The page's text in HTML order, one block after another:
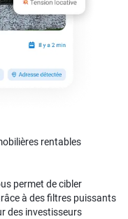
rentables
permet de cibler
à des filtres puissants
des investisseurs